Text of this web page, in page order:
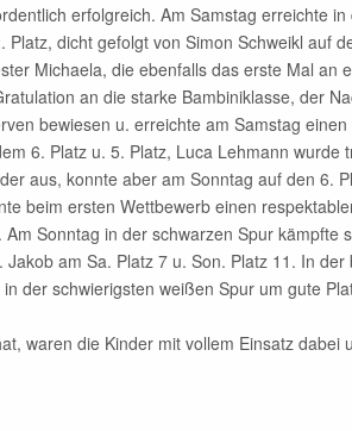
erfolgreich. Am Samstag erreichte in
dicht gefolgt von Simon Schweikl auf
Michaela, die ebenfalls das erste Mal an
an die starke Bambiniklasse, der
bewiesen u. erreichte am Samstag einen
6. Platz u. 5. Platz, Luca Lehmann wurde
aus, konnte aber am Sonntag auf den 6.
beim ersten Wettbewerb einen
Sonntag in der schwarzen Spur kämpfte
am Sa. Platz 7 u. Son. Platz 11. In der
der schwierigsten weißen Spur um gute
waren die Kinder mit vollem Einsatz dabei